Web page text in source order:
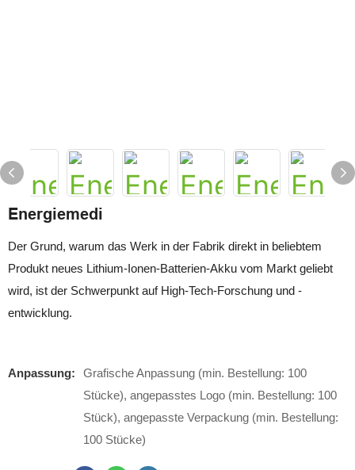
Energiemedi
Der Grund, warum das Werk in der Fabrik direkt in beliebtem
Produkt neues Lithium-Ionen-Batterien-Akku vom Markt geliebt
wird, ist der Schwerpunkt auf High-Tech-Forschung und -
entwicklung.
Anpassung:
Grafische Anpassung (min. Bestellung: 100
Stücke), angepasstes Logo (min. Bestellung: 100
Stück), angepasste Verpackung (min. Bestellung:
100 Stücke)